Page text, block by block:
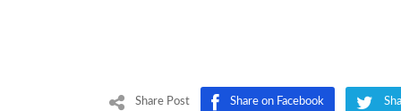
Share Post Share on Facebook